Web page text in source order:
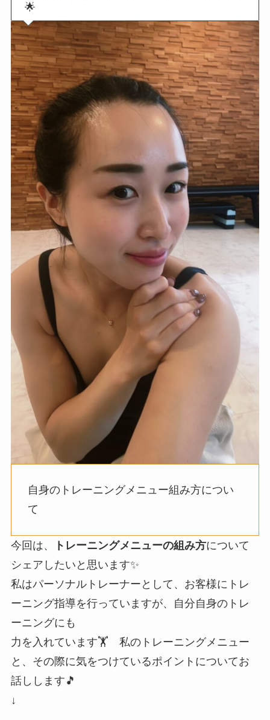
🌟
自身のトレーニングメニュー組み方につい
て
今回は、 トレーニングメニューの組み方について
シェアしたいと思います✨
私はパーソナルトレーナーとして、お客様にトレ
ーニング指導を行っていますが、自分自身のトレ
ーニングにも
力を入れています🏋️ 私のトレーニングメニュー
と、その際に気をつけているポイントについてお
話しします🎵
↓